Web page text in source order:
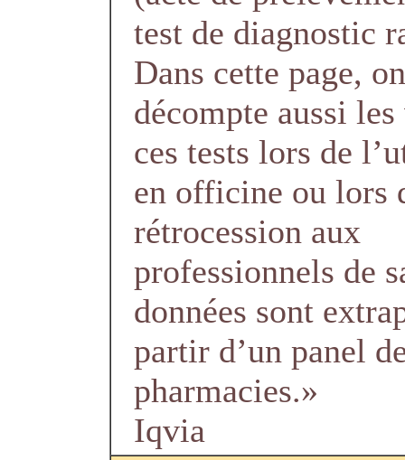
test de diagnostic
Dans cette page, on
décompte aussi les
ces tests lors de
en officine ou lors
rétrocession aux
professionnels de
données sont
partir d’un panel
pharmacies.»
Iqvia